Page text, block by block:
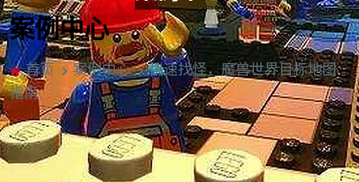
案例中心
首页 案例中心
快速找怪，魔兽世界目标地图
指南